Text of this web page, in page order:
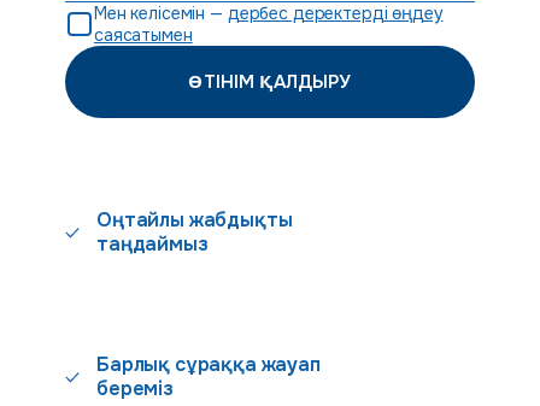
Мен келісемін — дербес деректерді өңдеу
саясатымен
ӨТІНІМ ҚАЛДЫРУ
Оңтайлы жабдықты
таңдаймыз
Барлық сұраққа жауап
береміз